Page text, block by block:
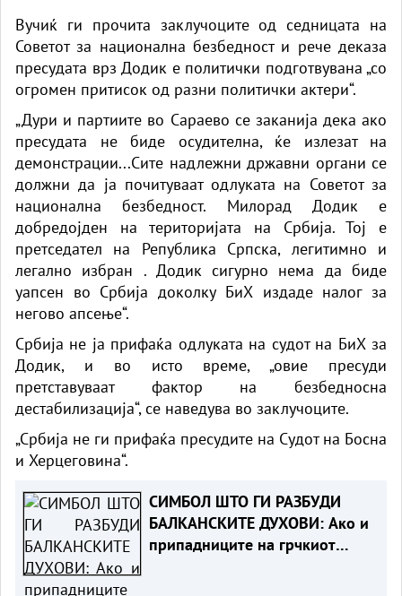
Вучиќ ги прочита заклучоците од седницата на
Советот за национална безбедност и рече деказа
пресудата врз Додик е политички подготвувана „со
огромен притисок од разни политички актери“.
„Дури и партиите во Сараево се заканија дека ако
пресудата не биде осудителна, ќе излезат на
демонстрации...Сите надлежни државни органи се
должни да ја почитуваат одлуката на Советот за
национална безбедност. Милорад Додик е
добредојден на територијата на Србија. Тој е
претседател на Република Српска, легитимно и
легално избран . Додик сигурно нема да биде
уапсен во Србија доколку БиХ издаде налог за
негово апсење“.
Србија не ја прифаќа одлуката на судот на БиХ за
Додик, и во исто време, „овие пресуди
претставуваат фактор на безбедносна
дестабилизација“, се наведува во заклучоците.
„Србија не ги прифаќа пресудите на Судот на Босна
и Херцеговина“.
СИМБОЛ ШТО ГИ РАЗБУДИ
БАЛКАНСКИТЕ ДУХОВИ: Ако и
припадниците на грчкиот